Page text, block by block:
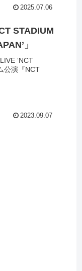
2025.07.06
STADIUM
」
‘NCT
公演『NCT
2023.09.07